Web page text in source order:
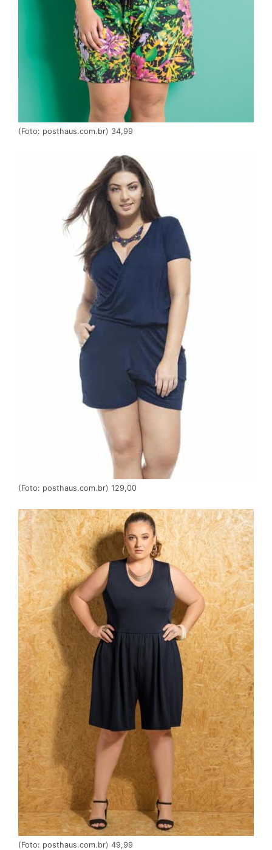
(Foto: posthaus.com.br) 34,99
(Foto: posthaus.com.br) 129,00
(Foto: posthaus.com.br) 49,99